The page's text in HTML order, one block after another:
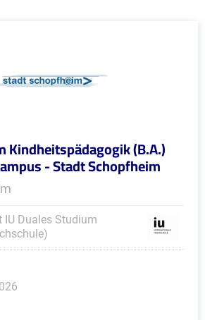
Kindheitspädagogik (B.A.)
- Stadt Schopfheim
Duales Studium